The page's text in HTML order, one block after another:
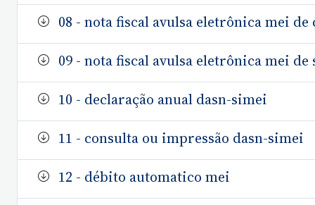
08 - nota fiscal avulsa eletrônica mei
09 - nota fiscal avulsa eletrônica mei de
10 - declaração anual dasn-simei
11 - consulta ou impressão dasn-simei
12 - débito automatico mei